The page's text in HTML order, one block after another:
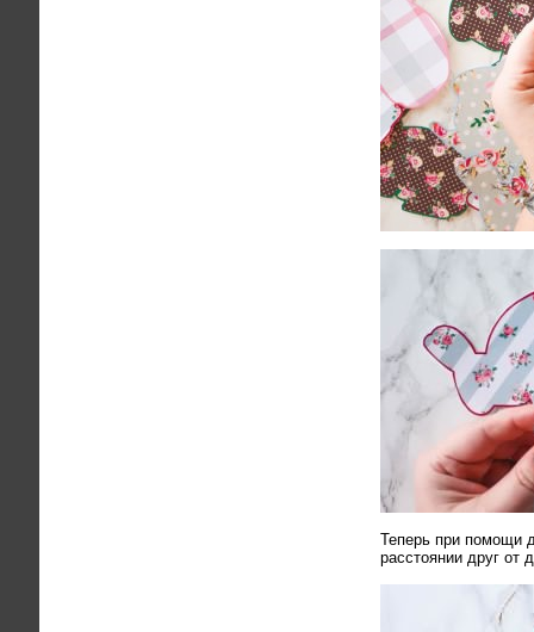
Теперь при помощи
расстоянии друг от